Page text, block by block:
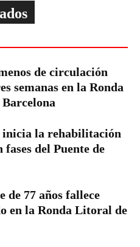
de circulación
semanas en la Ronda
inicia la rehabilitación
del Puente de
de 77 años fallece
en la Ronda Litoral de